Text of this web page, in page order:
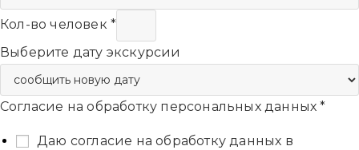
Кол-во человек *
Выберите дату экскурсии
Согласие на обработку персональных данных*
Даю согласие на обработку данных в